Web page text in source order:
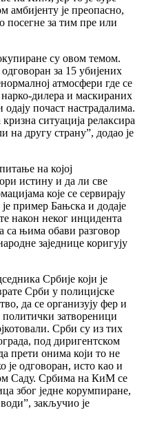
амбијенту је преопасно,
посегне за тим пре или
су овом темом.
за 15 убијених
атмосфери где се
дилера и маскираних
почаст настрадалима.
ситуација релаксира
на другу страну”, додао је
на којој
истину и да ли све
које се сервирају
пример Бањска и додаје
након неког инцидента
са њима обави разговор
заједнице коригују
Србије који је
Срби у полицијске
да се организују фер и
политички затвореници
Срби су из тих
под диригентском
прети онима који то не
је одговоран, исто као и
Саду. Србима на КиМ се
због једне корумпиране,
закључио је